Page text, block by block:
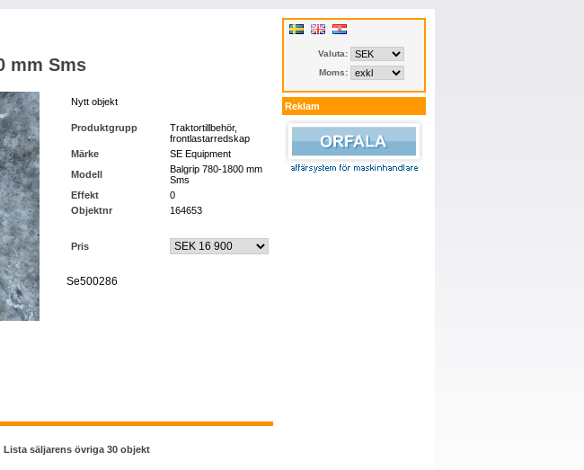
mm Sms
Nytt objekt
Produktgrupp
Traktortillbehör,
frontlastarredskap
Märke
SE Equipment
Modell
Balgrip 780-1800 mm
Sms
Effekt
0
Objektnr
164653
Pris
Se500286
Lista säljarens övriga 30 objekt
Valuta:
Moms:
Reklam